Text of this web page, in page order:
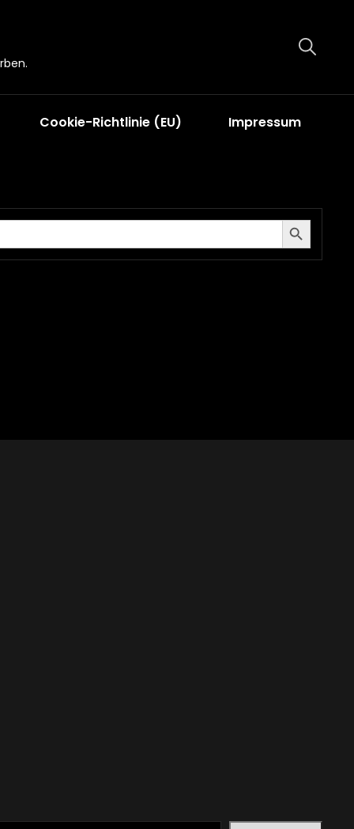
Cookie-Richtlinie (EU) Impressum
Search Button